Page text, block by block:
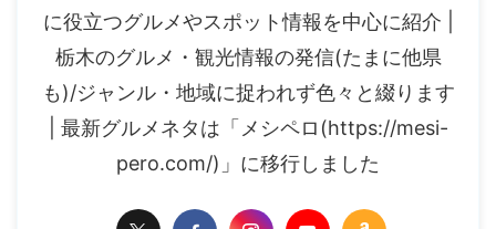
に役立つグルメやスポット情報を中心に紹介 |
栃木のグルメ・観光情報の発信(たまに他県
も)/ジャンル・地域に捉われず色々と綴ります
| 最新グルメネタは「メシペロ(https://mesi-
pero.com/)」に移行しました